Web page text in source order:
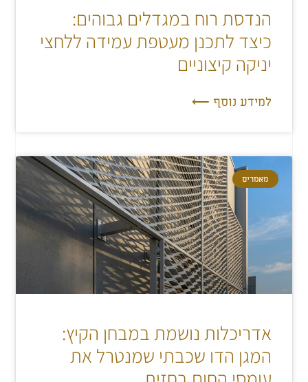
הנדסת רוח במגדלים גבוהים:
כיצד לתכנן מעטפת עמידה ללחצי
יניקה קיצוניים
למידע נוסף ⟵
מאמרים
אדריכלות נושמת במבחן הקיץ:
המגן הדו שכבתי שמנטרל את